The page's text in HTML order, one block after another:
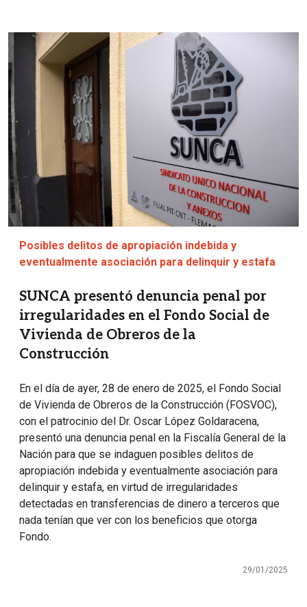
Imagen
Posibles delitos de apropiación indebida y
eventualmente asociación para delinquir y estafa
SUNCA presentó denuncia penal por
irregularidades en el Fondo Social de
Vivienda de Obreros de la
Construcción
En el día de ayer, 28 de enero de 2025, el Fondo Social
de Vivienda de Obreros de la Construcción (FOSVOC),
con el patrocinio del Dr. Oscar López Goldaracena,
presentó una denuncia penal en la Fiscalía General de la
Nación para que se indaguen posibles delitos de
apropiación indebida y eventualmente asociación para
delinquir y estafa, en virtud de irregularidades
detectadas en transferencias de dinero a terceros que
nada tenían que ver con los beneficios que otorga
Fondo.
29/01/2025